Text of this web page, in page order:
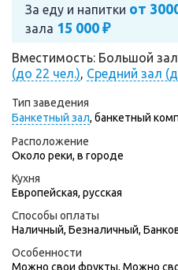
За еду и напитки от
зала 15 000 ₽
Вместимость: Большой
(до 22 чел.), Средний зал
Тип заведения
Банкетный зал, банкетный
Расположение
Около реки, в городе
Кухня
Европейская, русская
Способы оплаты
Наличный, Безналичный,
Особенности
Можно свои фрукты, Можно